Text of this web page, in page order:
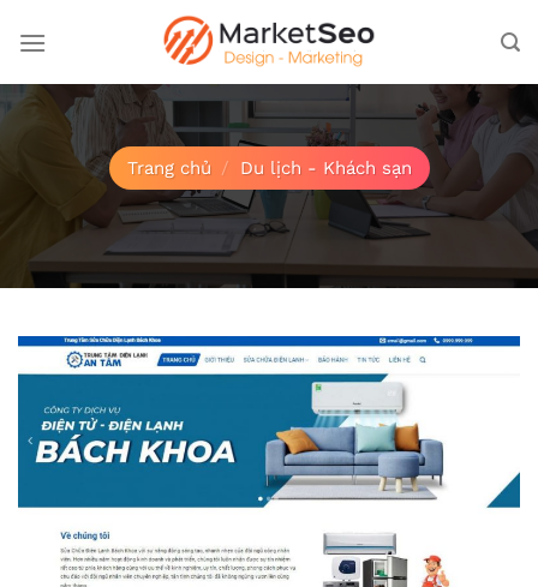
qua
dung
Trang chủ / Du lịch - Khách sạn